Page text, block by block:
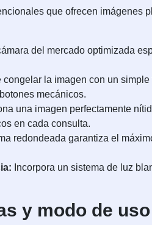
que ofrecen imágenes
del mercado optimizada
congelar la imagen con un
mecánicos.
una imagen perfectamente
en cada consulta.
redondeada garantiza el
Incorpora un sistema de luz
y modo de uso